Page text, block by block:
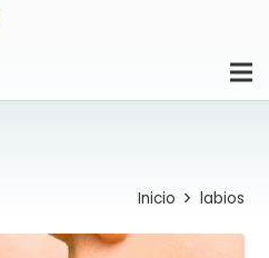
Inicio labios